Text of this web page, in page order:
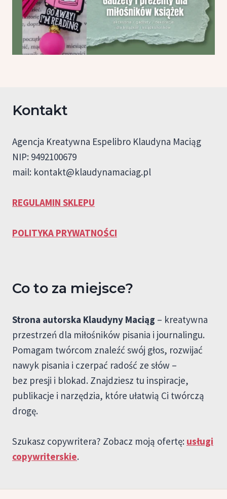
Kontakt
Agencja Kreatywna Espelibro Klaudyna Maciąg
NIP: 9492100679
mail: kontakt@klaudynamaciag.pl
REGULAMIN SKLEPU
POLITYKA PRYWATNOŚCI
Co to za miejsce?
Strona autorska Klaudyny Maciąg – kreatywna
przestrzeń dla miłośników pisania i journalingu.
Pomagam twórcom znaleźć swój głos, rozwijać
nawyk pisania i czerpać radość ze słów –
bez presji i blokad. Znajdziesz tu inspiracje,
publikacje i narzędzia, które ułatwią Ci twórczą
drogę.
Szukasz copywritera? Zobacz moją ofertę: usługi
copywriterskie.